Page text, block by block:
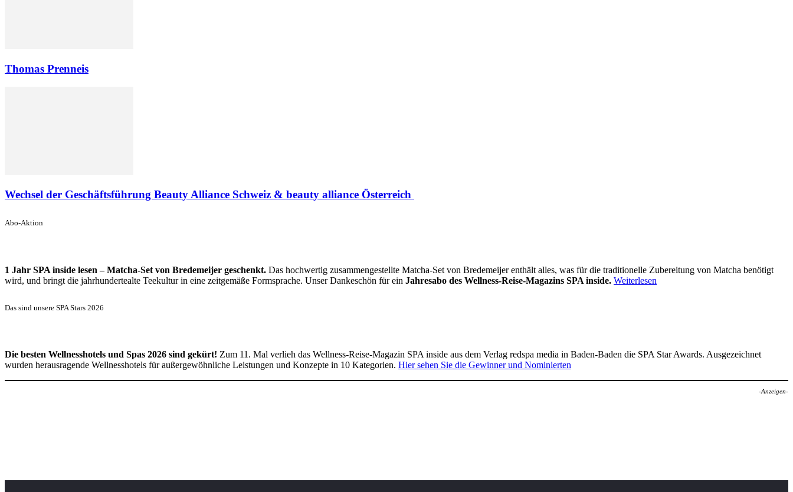
Thomas Prenneis
Wechsel der Geschäftsführung Beauty Alliance Schweiz & beauty alliance Österreich
Abo-Aktion
1 Jahr SPA inside lesen – Matcha-Set von Bredemeijer geschenkt. Das hochwertig zusammengestellte Matcha-Set von Bredemeijer enthält alles, was für die traditionelle Zubereitung von Matcha benötigt
wird, und bringt die jahrhundertealte Teekultur in eine zeitgemäße Formsprache. Unser Dankeschön für ein Jahresabo des Wellness-Reise-Magazins SPA inside. Weiterlesen
Das sind unsere SPA Stars 2026
Die besten Wellnesshotels und Spas 2026 sind gekürt! Zum 11. Mal verlieh das Wellness-Reise-Magazin SPA inside aus dem Verlag redspa media in Baden-Baden die SPA Star Awards. Ausgezeichnet
wurden herausragende Wellnesshotels für außergewöhnliche Leistungen und Konzepte in 10 Kategorien. Hier sehen Sie die Gewinner und Nominierten
-Anzeigen-